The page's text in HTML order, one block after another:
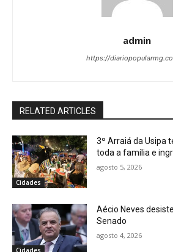
admin
https://
RELATED ARTICLES
Cidades
3º Arraiá da Usipa
toda a família e
agosto 5, 2026
Aécio Neves
Senado
agosto 4, 2026